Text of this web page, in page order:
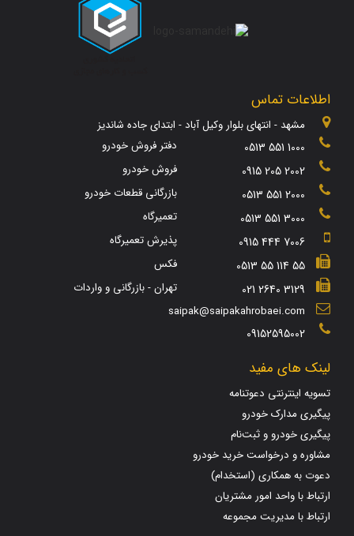
اطلاعات تماس
مشهد - انتهای بلوار وکیل آباد - ابتدای جاده شاندیز
0513 551 1000 دفتر فروش خودرو
0915 205 2002 فروش خودرو
0513 551 2000 بازرگانی قطعات خودرو
0513 551 3000 تعمیرگاه
0915 444 7006 پذیرش تعمیرگاه
0513 55 114 55 فکس
021 2640 3129
تهران - بازرگانی و واردات
saipak@saipakahrobaei.com
09152595002
لینک های مفید
تسویه اینترنتی دعوتنامه
پیگیری مدارک خودرو
پیگیری خودرو و ثبت‌نام
مشاوره و درخواست خرید خودرو
دعوت به همکاری (استخدام)
ارتباط با واحد امور مشتریان
ارتباط با مدیریت مجموعه